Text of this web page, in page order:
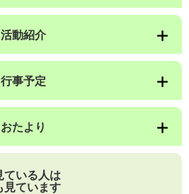
活動紹介
行事予定
おたより
ている人は
見ています